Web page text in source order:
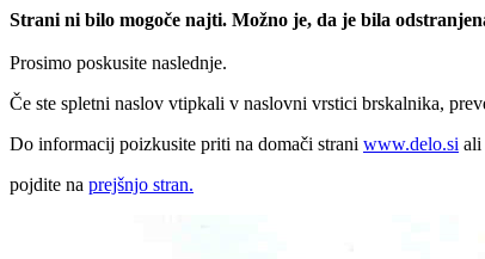
Strani ni bilo mogoče najti. Možno je, da je bila
Prosimo poskusite naslednje.
Če ste spletni naslov vtipkali v naslovni vrstici brskalnika,
Do informacij poizkusite priti na domači strani www.delo.si ali
pojdite na prejšnjo stran.